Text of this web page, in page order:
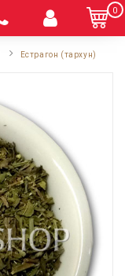
0
Естрагон (тархун)